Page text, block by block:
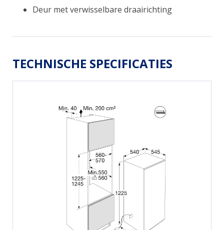
Deur met verwisselbare draairichting
TECHNISCHE SPECIFICATIES